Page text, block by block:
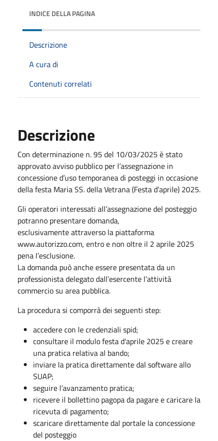
INDICE DELLA PAGINA
Descrizione
A cura di
Contenuti correlati
Descrizione
Con determinazione n. 95 del 10/03/2025 è stato
approvato avviso pubblico per l’assegnazione in
concessione d’uso temporanea di posteggi in occasione
della festa Maria SS. della Vetrana (Festa d’aprile) 2025.
Gli operatori interessati all’assegnazione del posteggio
potranno presentare domanda,
esclusivamente attraverso la piattaforma
www.autorizzo.com, entro e non oltre il 2 aprile 2025
pena l’esclusione.
La domanda può anche essere presentata da un
professionista delegato dall’esercente l’attività
commercio su area pubblica.
La procedura si comporrà dei seguenti step:
accedere con le credenziali spid;
consultare il modulo festa d'aprile 2025 e creare
una pratica relativa al bando;
inviare la pratica direttamente dal software allo
SUAP;
seguire l’avanzamento pratica;
ricevere il bollettino pagopa da pagare e caricare la
ricevuta di pagamento;
scaricare direttamente dal portale la concessione
del posteggio